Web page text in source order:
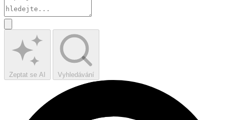
Zeptat se AI Vyhledávání